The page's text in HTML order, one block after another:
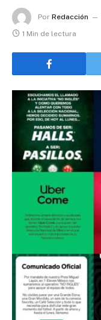
Por Redacción
1 Min de lectura